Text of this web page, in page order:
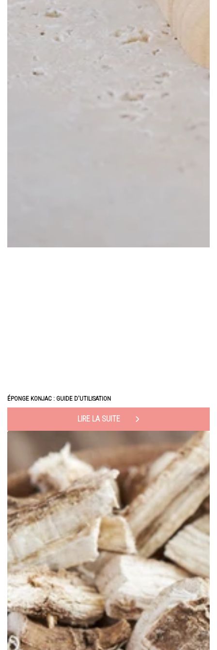
ÉPONGE KONJAC : GUIDE D'UTILISATION
LIRE LA SUITE